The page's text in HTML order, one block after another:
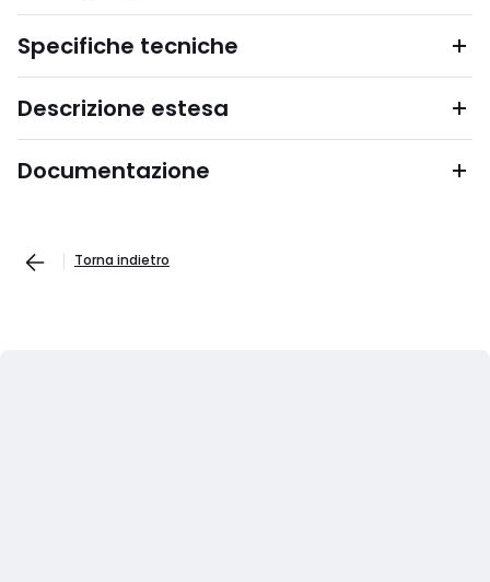
Specifiche tecniche
Descrizione estesa
Documentazione
Torna indietro